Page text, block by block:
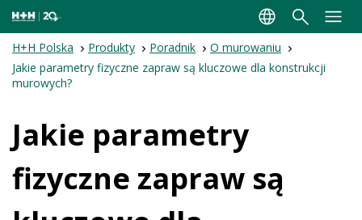
H+H Polska Produkty Poradnik
O murowaniu
Jakie parametry fizyczne zapraw są kluczowe dla konstrukcji
murowych?
Jakie parametry
fizyczne zapraw są